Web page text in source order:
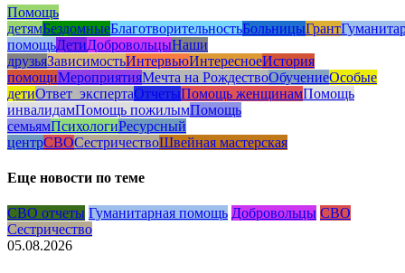
Помощь
детямБездомныеБлаготворительностьБольницыГрант
помощьДетиДобровольцыНаши
друзьяЗависимостьИнтервьюИнтересноеИстория
помощиМероприятияМечта на РождествоОбучениеОсобые
детиОтвет_экспертаОтчетыПомощь женщинамПомощь
инвалидамПомощь пожилымПомощь
семьямПсихологиРесурсный
центрСВОСестричествоШвейная мастерская
Еще новости по теме
СВО отчеты Гуманитарная помощь Добровольцы СВО
Сестричество
05.08.2026